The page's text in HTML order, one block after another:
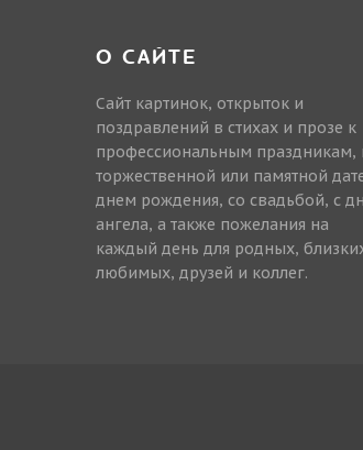
О САЙТЕ
Сайт картинок, открыток и
поздравлений в стихах и прозе к
профессиональным праздникам,
торжественной или памятной
днем рождения, со свадьбой, с
ангела, а также пожелания на
каждый день для родных,
любимых, друзей и коллег.